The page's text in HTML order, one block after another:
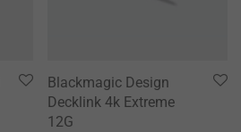
Blackmagic Design
Decklink 4k Extreme
12G